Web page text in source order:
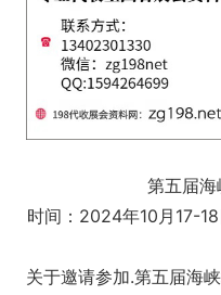
第五届
时间：2024年10月17-
关于邀请参加.第五届海